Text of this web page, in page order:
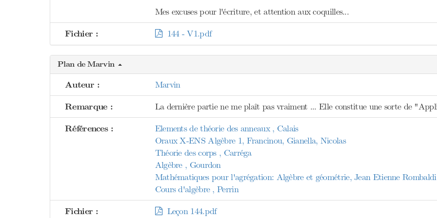
Mes excuses pour l'écriture, et attention aux coquilles...
Fichier : 144 - V1.pdf
Plan de Marvin
Auteur : Marvin
Remarque : La dernière partie ne me plaît pas vraiment ... Elle constitue une sorte de
Références :
Elements de théorie des anneaux , Calais
Oraux X-ENS Algèbre 1, Francinou, Gianella, Nicolas
Théorie des corps , Carréga
Algèbre , Gourdon
Mathématiques pour l'agrégation: Algèbre et géométrie, Jean Etienne Rombaldi
Cours d'algèbre , Perrin
Fichier : Leçon 144.pdf